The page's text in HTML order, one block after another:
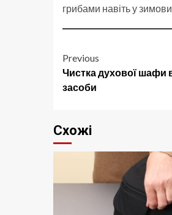
грибами навіть у
Post
navigation
Previous
Чистка духової шафи
засоби
Схожі